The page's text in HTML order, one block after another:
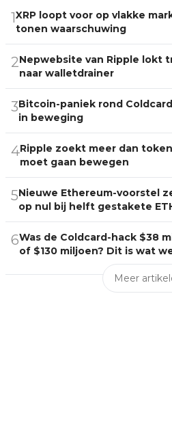
1XRP loopt voor op vlakke
tonen waarschuwing
2Nepwebsite van Ripple lokt
naar walletdrainer
3Bitcoin-paniek rond
in beweging
4Ripple zoekt meer dan
moet gaan bewegen
5Nieuwe Ethereum-voorstel
op nul bij helft gestakete
6Was de Coldcard-hack $38
of $130 miljoen? Dit is wat
Meer